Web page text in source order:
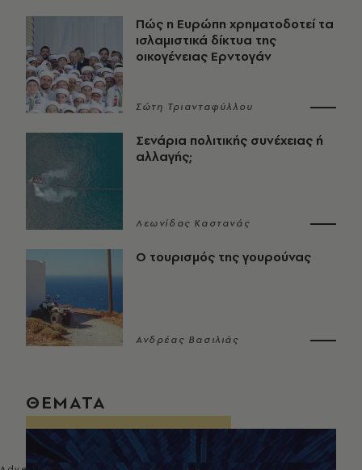
Πώς η Ευρώπη χρηματοδοτεί τα
ισλαμιστικά δίκτυα της
οικογένειας Ερντογάν
Σώτη Τριανταφύλλου
Σενάρια πολιτικής συνέχειας ή
αλλαγής;
Λεωνίδας Καστανάς
Ο τουρισμός της γουρούνας
Ανδρέας Βασιλιάς
ΘΕΜΑΤΑ